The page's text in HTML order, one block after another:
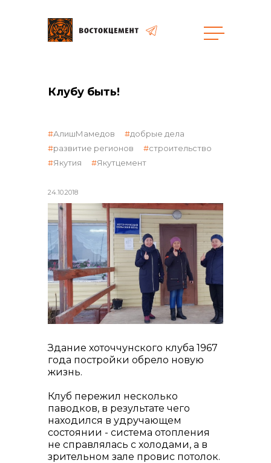
Закупки
реализация неликвидов
контакты отдела закупок
Контакты
Клубу быть!
24.10.2018
АлишМамедов
добрые дела
развитие регионов
строительство
Якутия
Якутцемент
Здание хоточчунского клуба 1967
года постройки обрело новую
жизнь.
Клуб пережил несколько
паводков, в результате чего
находился в удручающем
состоянии - система отопления
не справлялась с холодами, а в
зрительном зале провис потолок.